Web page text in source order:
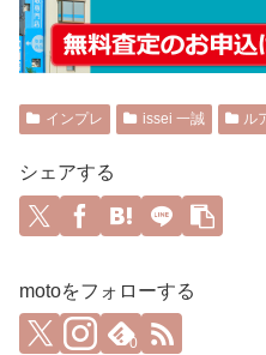
インプレ issei 一誠 ル
シェアする
motoをフォローする
0